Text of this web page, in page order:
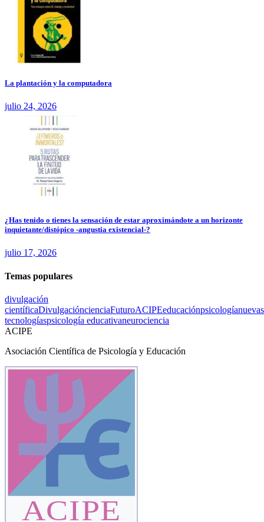
La plantación y la computadora
julio 24, 2026
¿Has tenido o tienes la sensación de estar aproximándote a un horizonte
inquietante/distópico -angustia existencial-?
julio 17, 2026
Temas populares
divulgación
científicaDivulgacióncienciaFuturoACIPEeducaciónpsicologíanuevas
tecnologíaspsicología educativaneurociencia
ACIPE
Asociación Científica de Psicología y Educación
ACIPE